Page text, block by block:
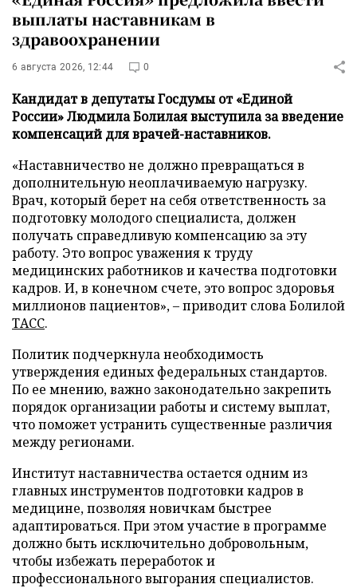
выплаты наставникам в
здравоохранении
6 августа 2026, 12:44 0
Кандидат в депутаты Госдумы от «Единой
России» Людмила Болилая выступила за введение
компенсаций для врачей-наставников.
«Наставничество не должно превращаться в
дополнительную неоплачиваемую нагрузку.
Врач, который берет на себя ответственность за
подготовку молодого специалиста, должен
получать справедливую компенсацию за эту
работу. Это вопрос уважения к труду
медицинских работников и качества подготовки
кадров. И, в конечном счете, это вопрос здоровья
миллионов пациентов», – приводит слова Болилой
ТАСС.
Политик подчеркнула необходимость
утверждения единых федеральных стандартов.
По ее мнению, важно законодательно закрепить
порядок организации работы и систему выплат,
что поможет устранить существенные различия
между регионами.
Институт наставничества остается одним из
главных инструментов подготовки кадров в
медицине, позволяя новичкам быстрее
адаптироваться. При этом участие в программе
должно быть исключительно добровольным,
чтобы избежать переработок и
профессионального выгорания специалистов.